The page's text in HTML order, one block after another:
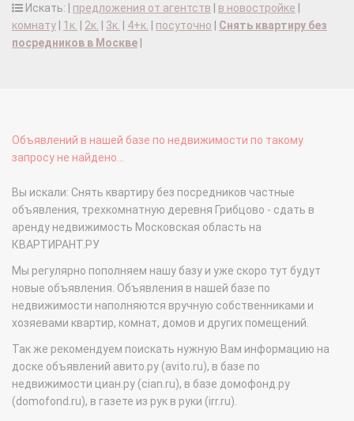
Искать: | предложения от агентств в новостройке
комнату
1к. 2к. 3к. 4+к. посуточно
Снять квартиру без
посредников в Москве
Объявлений в нашей базе по недвижимости по такому
запросу не найдено...
Вы искали: Снять квартиру без посредников частные
объявления, трехкомнатную деревня Грибцово - сдать в
аренду недвижимость Московская область на
КВАРТИРАНТ.РУ
Мы регулярно пополняем нашу базу и уже скоро тут будут
новые объявления. Объявления в нашей базе по
недвижимости наполняются вручную собственниками и
хозяевами квартир, комнат, домов и других помещений.
Так же рекомендуем поискать нужную Вам информацию на
доске объявлений авито.ру (avito.ru), в базе по
недвижимости циан.ру (cian.ru), в базе домофонд.ру
(domofond.ru), в газете из рук в руки (irr.ru).